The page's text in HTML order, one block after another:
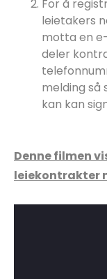
For å
leietakers
motta en
deler
melding så
kan kan
Denne filmen
leiekontrakter